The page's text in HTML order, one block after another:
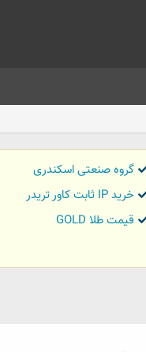
گروه صنعتی اسکندری
خرید IP ثابت کاور تریدر
قیمت طلا GOLD